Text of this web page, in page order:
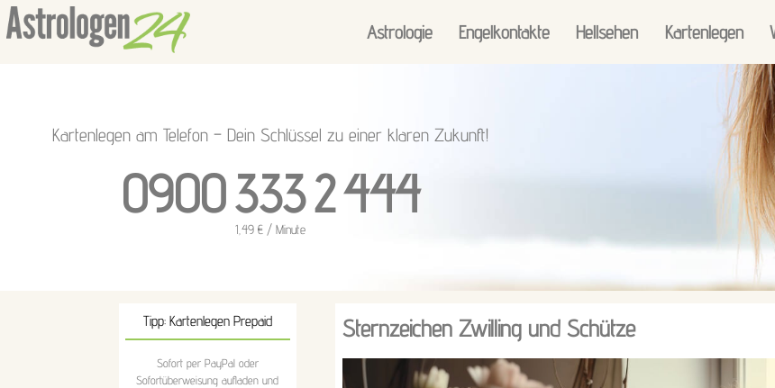
Astrologie Engelkontakte Hellsehen Kartenlegen
Kartenlegen am Telefon – Dein Schlüssel zu einer klaren Zukunft!
0900 333 2 444
1,49 € / Minute
Tipp: Kartenlegen Prepaid
Sofort per PayPal oder
Sofortüberweisung aufladen und
Sternzeichen Zwilling und Schütze